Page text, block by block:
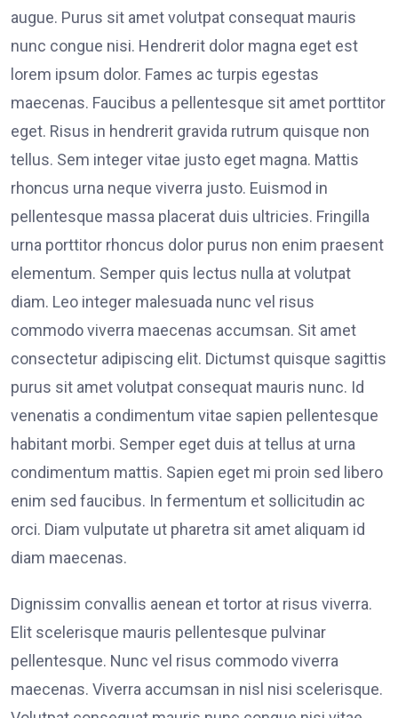
augue. Purus sit amet volutpat consequat mauris
nunc congue nisi. Hendrerit dolor magna eget est
lorem ipsum dolor. Fames ac turpis egestas
maecenas. Faucibus a pellentesque sit amet porttitor
eget. Risus in hendrerit gravida rutrum quisque non
tellus. Sem integer vitae justo eget magna. Mattis
rhoncus urna neque viverra justo. Euismod in
pellentesque massa placerat duis ultricies. Fringilla
urna porttitor rhoncus dolor purus non enim praesent
elementum. Semper quis lectus nulla at volutpat
diam. Leo integer malesuada nunc vel risus
commodo viverra maecenas accumsan. Sit amet
consectetur adipiscing elit. Dictumst quisque sagittis
purus sit amet volutpat consequat mauris nunc. Id
venenatis a condimentum vitae sapien pellentesque
habitant morbi. Semper eget duis at tellus at urna
condimentum mattis. Sapien eget mi proin sed libero
enim sed faucibus. In fermentum et sollicitudin ac
orci. Diam vulputate ut pharetra sit amet aliquam id
diam maecenas.
Dignissim convallis aenean et tortor at risus viverra.
Elit scelerisque mauris pellentesque pulvinar
pellentesque. Nunc vel risus commodo viverra
maecenas. Viverra accumsan in nisl nisi scelerisque.